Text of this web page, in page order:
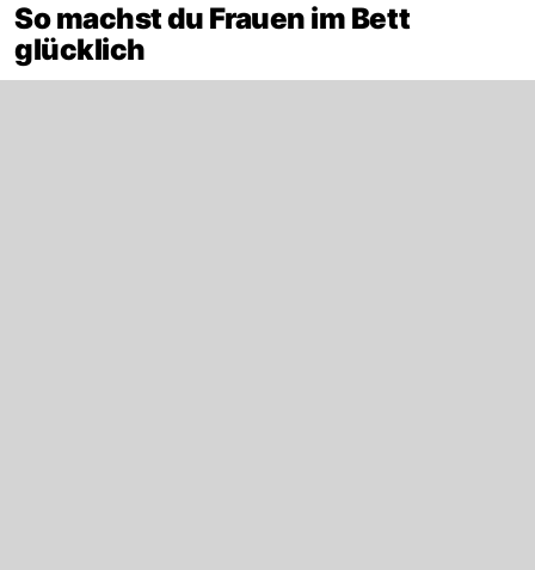
So machst du Frauen im Bett
glücklich